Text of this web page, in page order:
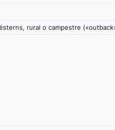
rural o campestre